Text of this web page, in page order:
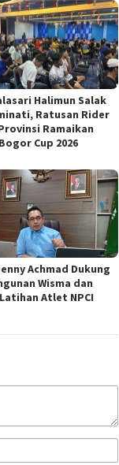
Halimun Salak
Ratusan Rider
Ramaikan
Cup 2026
Achmad Dukung
Wisma dan
Atlet NPCI